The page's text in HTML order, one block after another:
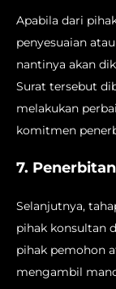
Apabila dari
penyesuaian
nantinya akan
Surat tersebut
melakukan
komitmen
7.
Selanjutnya,
pihak konsultan
pihak pemohon
mengambil